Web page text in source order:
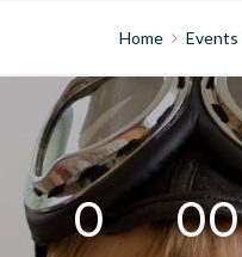
Home Events
0 00